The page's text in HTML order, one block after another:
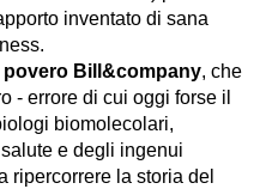
inventato di sana
Bill&company, che
- errore di cui oggi forse il
biomolecolari,
e degli ingenui
ripercorrere la storia del